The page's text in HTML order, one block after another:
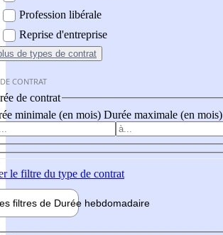
Profession libérale
Reprise d'entreprise
de types de contrat
CONTRAT
de contrat
minimale (en mois) Durée maximale (en mois)
le filtre du type de contrat
filtres de Durée hebdomadaire